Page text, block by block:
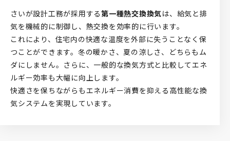
さいが設計工務が採用する第一種熱交換換気は、給気と排
気を機械的に制御し、熱交換を効率的に行います。
これにより、住宅内の快適な温度を外部に失うことなく保
つことができます。冬の暖かさ、夏の涼しさ、どちらもム
ダにしません。さらに、一般的な換気方式と比較してエネ
ルギー効率も大幅に向上します。
快適さを保ちながらもエネルギー消費を抑える高性能な換
気システムを実現しています。